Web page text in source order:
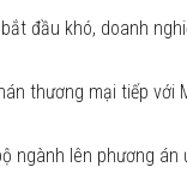
đầu khó, doanh
thương mại tiếp với
ngành lên phương án